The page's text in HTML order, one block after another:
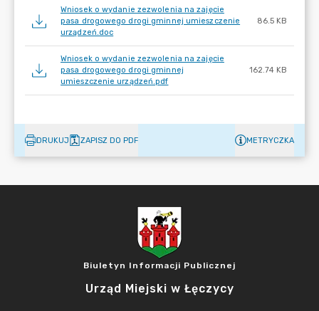
Wniosek o wydanie zezwolenia na zajęcie
pasa drogowego drogi gminnej umieszczenie
urządzeń.doc
86.5 KB
Wniosek o wydanie zezwolenia na zajęcie
pasa drogowego drogi gminnej
umieszczenie urządzeń.pdf
162.74 KB
DRUKUJ ZAPISZ DO PDF METRYCZKA
Biuletyn Informacji Publicznej
Urząd Miejski w Łęczycy